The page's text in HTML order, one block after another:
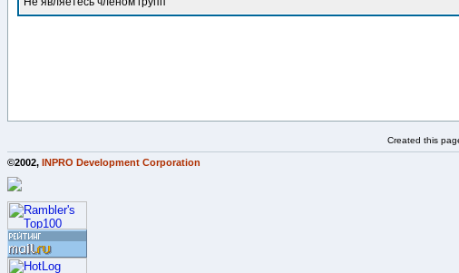
Created this
©2002, INPRO Development Corporation